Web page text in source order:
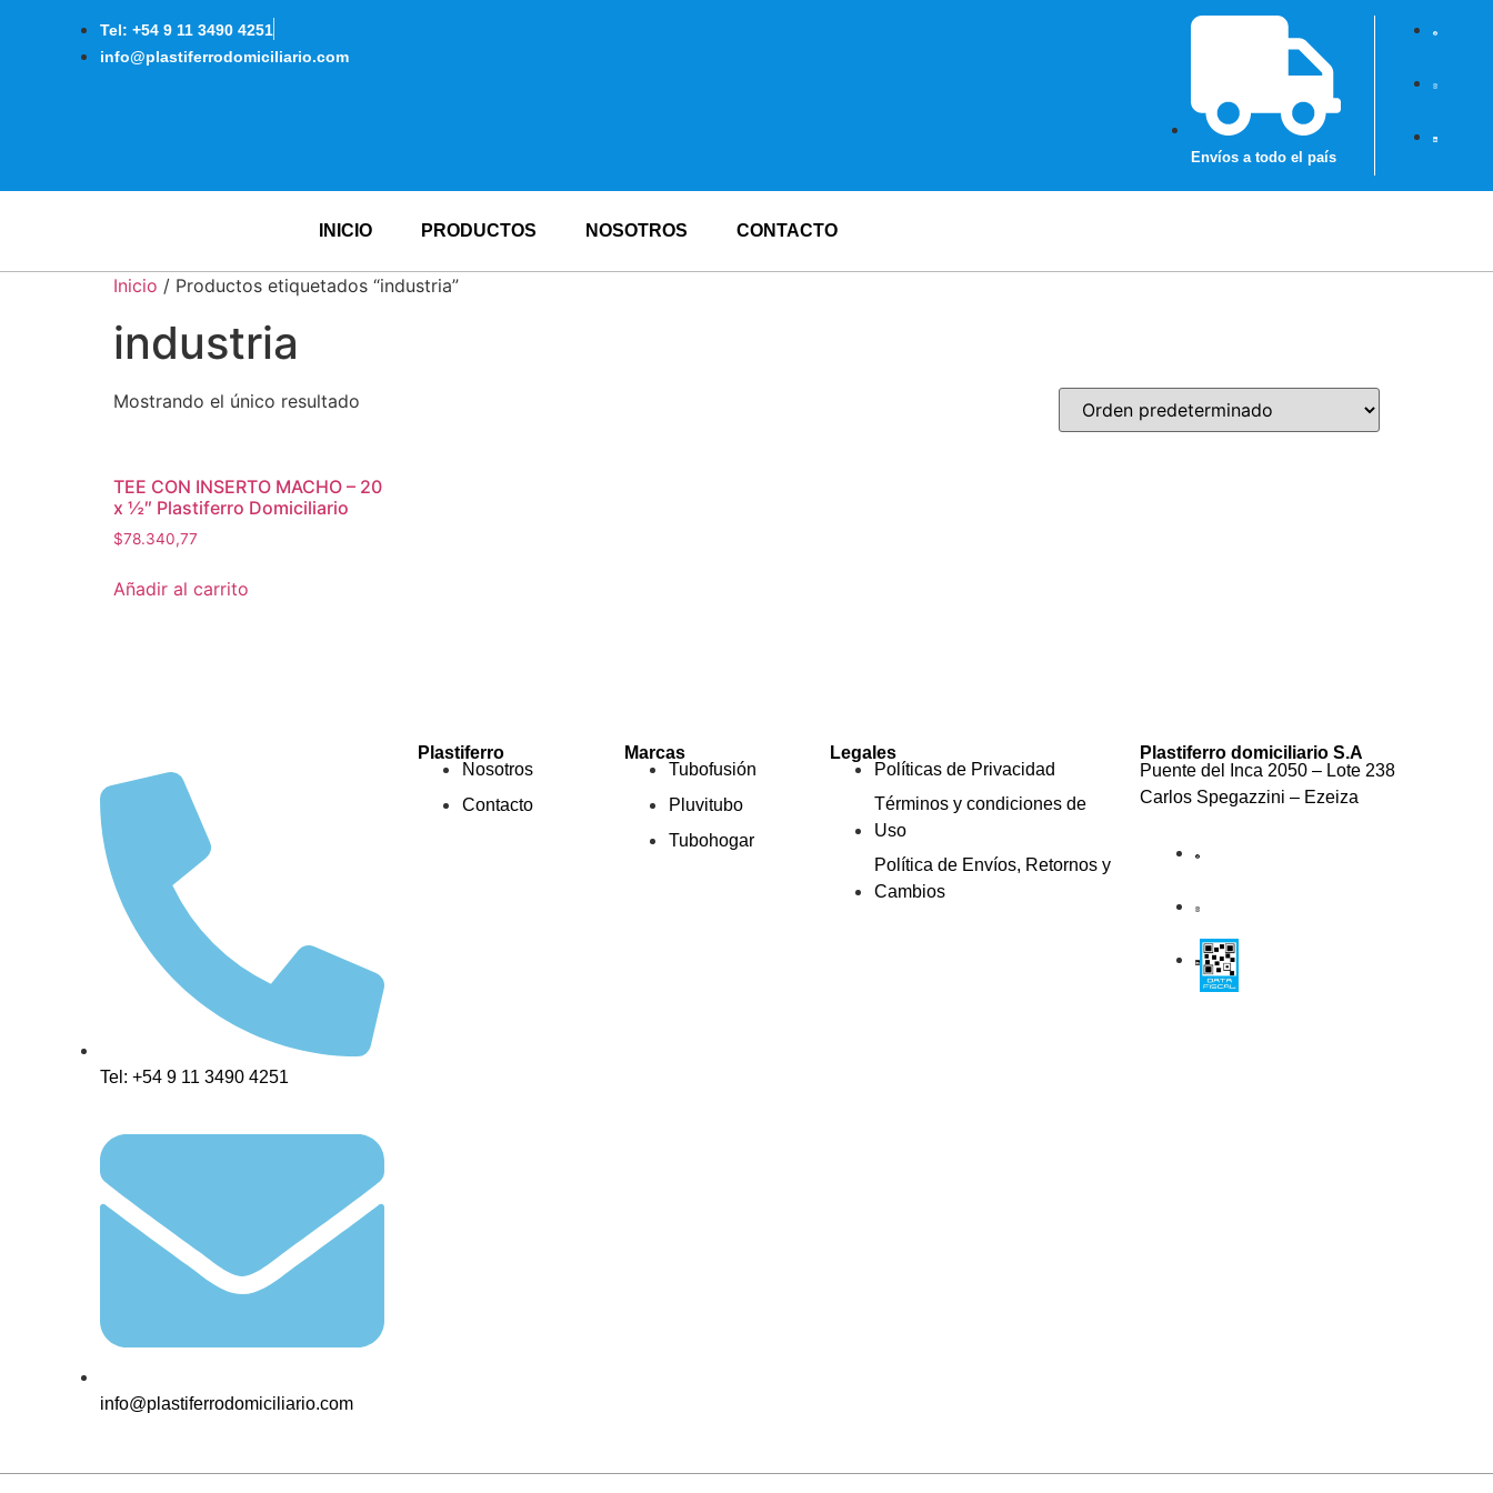
Tel: +54 9 11 3490 4251
info@plastiferrodomiciliario.com
Envíos a todo el país
INICIO PRODUCTOS NOSOTROS CONTACTO
Inicio / Productos etiquetados “industria”
industria
Mostrando el único resultado
TEE CON INSERTO MACHO – 20
x ½″ Plastiferro Domiciliario
$78.340,77
Añadir al carrito
Tel: +54 9 11 3490 4251
info@plastiferrodomiciliario.com
Plastiferro
Nosotros
Contacto
Marcas
Tubofusión
Pluvitubo
Tubohogar
Legales
Políticas de Privacidad
Términos y condiciones de
Uso
Política de Envíos, Retornos y
Cambios
Plastiferro domiciliario S.A
Puente del Inca 2050 – Lote 238
Carlos Spegazzini – Ezeiza